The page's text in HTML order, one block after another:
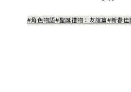
#角色物語#聖誕禮物：友誼篇#新春佳